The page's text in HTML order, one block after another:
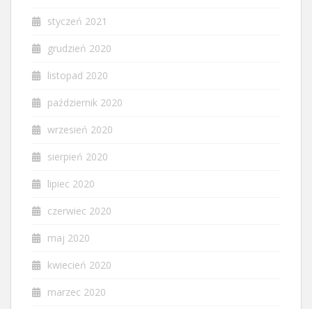
styczeń 2021
grudzień 2020
listopad 2020
październik 2020
wrzesień 2020
sierpień 2020
lipiec 2020
czerwiec 2020
maj 2020
kwiecień 2020
marzec 2020